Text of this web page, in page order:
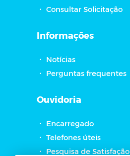
・ Consultar Solicitação
Informações
・ Notícias
・ Perguntas frequentes
Ouvidoria
・ Encarregado
・ Telefones úteis
・ Pesquisa de Satisfação